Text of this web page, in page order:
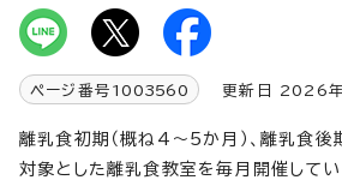
ページ番号 1003560 更新日 2026年
離乳食初期（概ね4～5か月）、離乳食後
対象とした離乳食教室を毎月開催してい